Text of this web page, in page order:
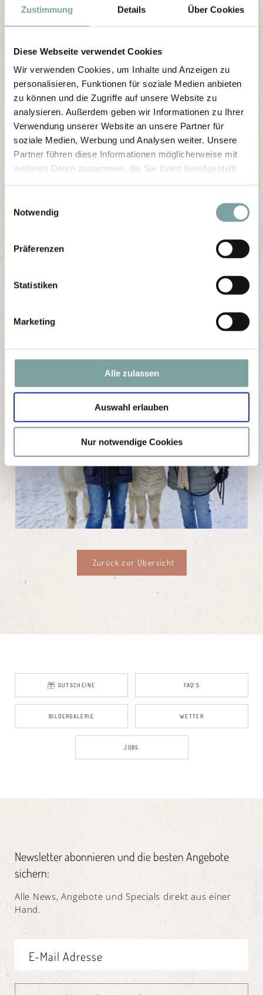
Zustimmung Details Über Cookies
Diese Webseite verwendet Cookies
Wir verwenden Cookies, um Inhalte und Anzeigen zu
personalisieren, Funktionen für soziale Medien anbieten
zu können und die Zugriffe auf unsere Website zu
analysieren. Außerdem geben wir Informationen zu Ihrer
Verwendung unserer Website an unsere Partner für
soziale Medien, Werbung und Analysen weiter. Unsere
Partner führen diese Informationen möglicherweise mit
weiteren Daten zusammen, die Sie ihnen bereitgestellt
l
Notwendig
Präferenzen
Statistiken
Marketing
Alle zulassen
Auswahl erlauben
Nur notwendige Cookies
Zurück zur Übersicht
GUTSCHEINE FAQ’S
BILDERGALERIE WETTER
JOBS
Newsletter abonnieren und die besten Angebote
sichern:
Alle News, Angebote und Specials direkt aus einer
Hand.